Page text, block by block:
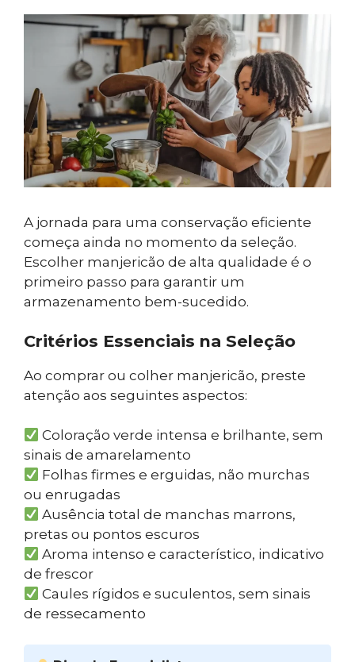
A jornada para uma conservação eficiente
começa ainda no momento da seleção.
Escolher manjericão de alta qualidade é o
primeiro passo para garantir um
armazenamento bem-sucedido.
Critérios Essenciais na Seleção
Ao comprar ou colher manjericão, preste
atenção aos seguintes aspectos:
Coloração verde intensa e brilhante, sem
sinais de amarelamento
Folhas firmes e erguidas, não murchas
ou enrugadas
Ausência total de manchas marrons,
pretas ou pontos escuros
Aroma intenso e característico, indicativo
de frescor
Caules rígidos e suculentos, sem sinais
de ressecamento